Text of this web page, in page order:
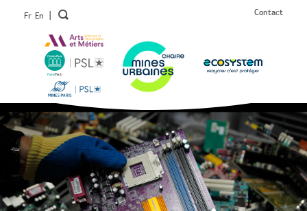
Fr En | Contact